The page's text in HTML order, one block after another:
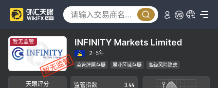
暂无监管 INFINITY Markets Limited
2-5年
监管牌照存疑 展业区域存疑 高级风险隐患
天眼评分
0
5
6
7
8
0
1
2
3
监管指数
3.44